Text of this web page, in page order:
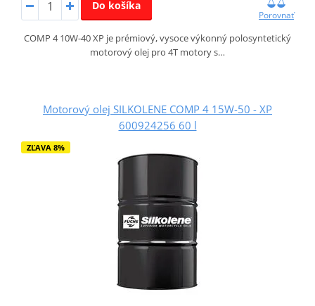
Do košíka
Porovnať
COMP 4 10W-40 XP je prémiový, vysoce výkonný polosyntetický
motorový olej pro 4T motory s…
Motorový olej SILKOLENE COMP 4 15W-50 - XP
600924256 60 l
ZĽAVA 8%